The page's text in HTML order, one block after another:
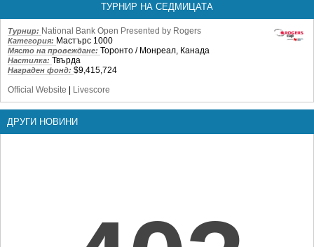
ТУРНИР НА СЕДМИЦАТА
Турнир: National Bank Open Presented by Rogers
Категория: Мастърс 1000
Място на провеждане: Торонто / Монреал, Канада
Настилка: Твърда
Награден фонд: $9,415,724
Official Website | Livescore
ДРУГИ НОВИНИ